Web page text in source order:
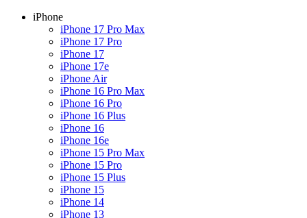
iPhone
iPhone 17 Pro Max
iPhone 17 Pro
iPhone 17
iPhone 17e
iPhone Air
iPhone 16 Pro Max
iPhone 16 Pro
iPhone 16 Plus
iPhone 16
iPhone 16e
iPhone 15 Pro Max
iPhone 15 Pro
iPhone 15 Plus
iPhone 15
iPhone 14
iPhone 13